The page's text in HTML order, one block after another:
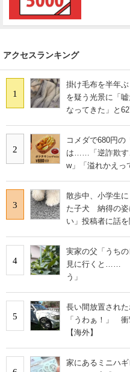
アクセスランキング
1
掛け毛布を半年
を疑う光景に「
なってきた」と
2
コメダで680円
は……「逆詐欺す
w」「溢れかえっ
3
散歩中、小学生
た子犬 納得の姿
い」投稿者に話
4
実家の父「うち
見に行くと……
う」
5
長い間放置され
「うわぁ！」 衝
【海外】
家にあるミニハ